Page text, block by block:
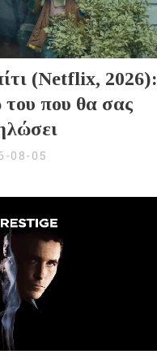
(Netflix, 2026):
του που θα σας
08-05